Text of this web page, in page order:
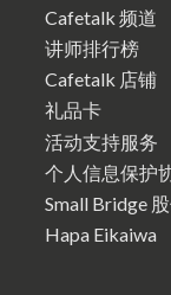
Cafetalk 频道
讲师排行榜
Cafetalk 店铺
礼品卡
活动支持服务
个人信息保护
Small Bridge
Hapa Eikaiwa